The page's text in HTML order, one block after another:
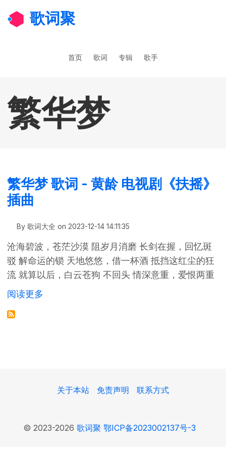
歌词聚
首页 歌词 专辑 歌手
繁华梦
繁华梦 歌词 - 黄龄 电视剧《扶摇》
插曲
By 歌词大全 on 2023-12-14 14:11:35
沧海碧波，苍茫沙漠 阻岁月消磨 长剑在握，回忆斑
驳 解命运的锁 天地悠悠，借一杯酒 抵挡这红尘的狂
流 就算以后，白云苍狗 不回头 情深意重，爱恨两重
阅读更多
关于本站 免责声明 联系方式
© 2023-2026 歌词聚 鄂ICP备2023002137号-3